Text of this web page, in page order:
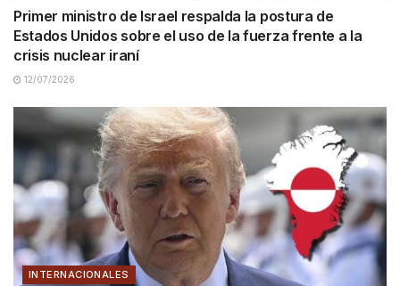
Primer ministro de Israel respalda la postura de
Estados Unidos sobre el uso de la fuerza frente a la
crisis nuclear iraní
12/07/2026
INTERNACIONALES